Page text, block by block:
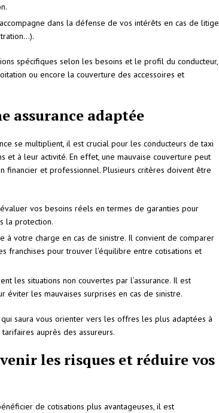
dans la défense de vos intérêts en cas de litige
spécifiques selon les besoins et le profil du conducteur,
ou encore la couverture des accessoires et
assurance adaptée
se multiplient, il est crucial pour les conducteurs de taxi
à leur activité. En effet, une mauvaise couverture peut
financier et professionnel. Plusieurs critères doivent être
vos besoins réels en termes de garanties pour
la protection.
à votre charge en cas de sinistre. Il convient de comparer
franchises pour trouver l’équilibre entre cotisations et
les situations non couvertes par l’assurance. Il est
les mauvaises surprises en cas de sinistre.
saura vous orienter vers les offres les plus adaptées à
auprès des assureurs.
les risques et réduire vos
de cotisations plus avantageuses, il est